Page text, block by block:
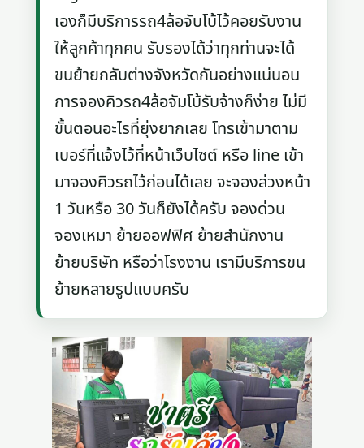
เองก็มีบริการรถ4ล้อจับโบ้ไว้คอยรับงาน
ให้ลูกค้าทุกคน รับรองได้ว่าทุกท่านจะได้
ขนย้ายกลับต่างจังหวัดกันอย่างแน่นอน
การจองคิวรถ4ล้อจัมโบ้รับจ้างก็ง่าย ไม่มี
ขั้นตอนอะไรที่ยุ่งยากเลย โทรเข้ามาตาม
เบอร์ที่แจ้งไว้ที่หน้าเว็บไซต์ หรือ line เข้า
มาจองคิวรถไว้ก่อนได้เลย จะจองล่วงหน้า
1 วันหรือ 30 วันก็ยังได้ครับ จองด่วน
จองเหมา ย้ายออฟฟิศ ย้ายสำนักงาน
ย้ายบริษัท หรือว่าโรงงาน เรามีบริการขน
ย้ายหลายรูปแบบครับ